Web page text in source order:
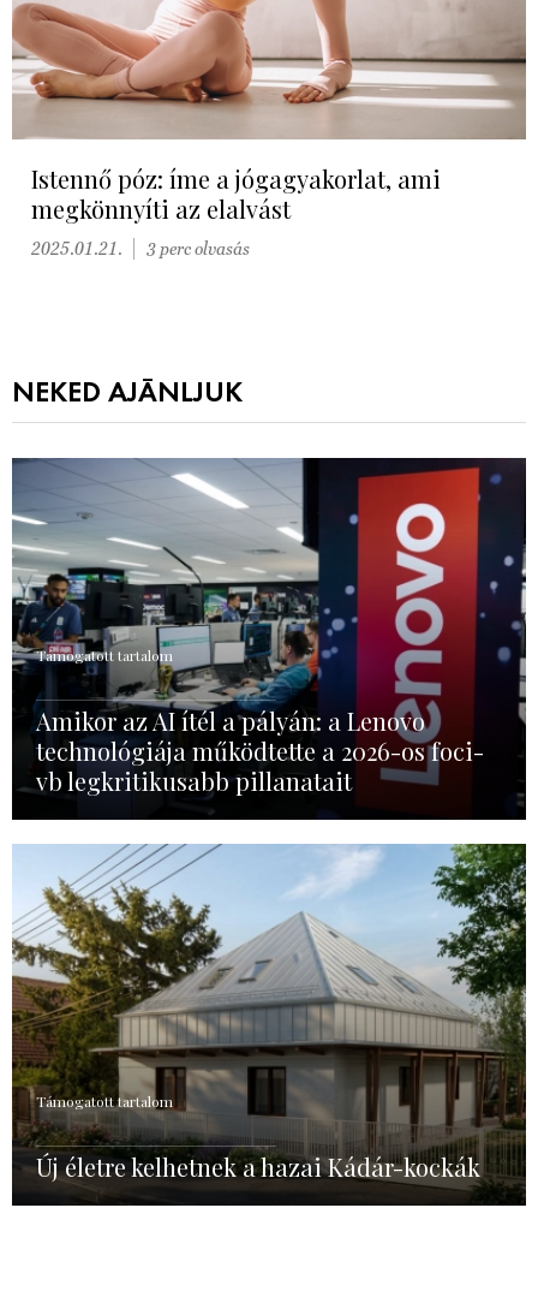
Istennő póz: íme a jógagyakorlat, ami
megkönnyíti az elalvást
2025.01.21. 3 perc olvasás
NEKED AJÁNLJUK
Támogatott tartalom
Amikor az AI ítél a pályán: a Lenovo
technológiája működtette a 2026-os foci-
vb legkritikusabb pillanatait
Támogatott tartalom
Új életre kelhetnek a hazai Kádár-kockák